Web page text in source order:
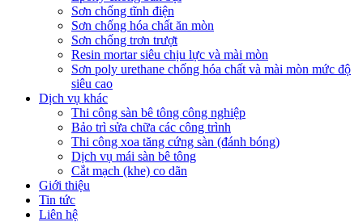
Sơn chống tĩnh điện
Sơn chống hóa chất ăn mòn
Sơn chống trơn trượt
Resin mortar siêu chịu lực và mài mòn
Sơn poly urethane chống hóa chất và mài mòn mức độ
siêu cao
Dịch vụ khác
Thi công sàn bê tông công nghiệp
Bảo trì sửa chữa các công trình
Thi công xoa tăng cứng sàn (đánh bóng)
Dịch vụ mái sàn bê tông
Cắt mạch (khe) co dãn
Giới thiệu
Tin tức
Liên hệ